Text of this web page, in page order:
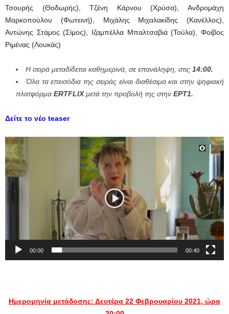
Τσουρής (Θοδωρής), Τζένη Κάρνου (Χρύσα), Ανδρομάχη
Μαρκοπούλου (Φωτεινή), Μιχάλης Μιχαλακίδης (Κανέλλος),
Αντώνης Στάμος (Σίμος), Ιζαμπέλλα Μπαλτσαβιά (Τούλα), Φοίβος
Ριμένας (Λουκάς)
Η σειρά μεταδίδεται καθημερινά, σε επανάληψη, στις 14:00.
Όλα τα επεισόδια της σειράς είναι διαθέσιμα και στην ψηφιακή
πλατφόρμα ERTFLIX μετά την προβολή της στην ΕΡΤ1.
Δείτε το νέο teaser
Πρόγραμμα
Αναπαραγωγής
Βίντεο
00:00 00:40
Ημερομηνία μετάδοσης: Δευτέρα 22 Φεβρουαρίου 2021, ώρα